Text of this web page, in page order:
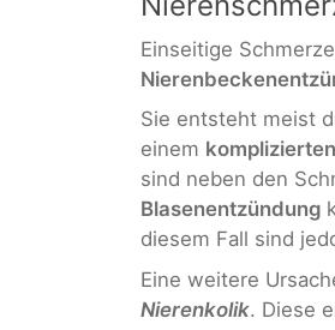
Einseitige
Sie entsteht meist
einem
sind neben den
Blasenentzündung
diesem Fall sind
Eine weitere
Nierenkolik. Diese